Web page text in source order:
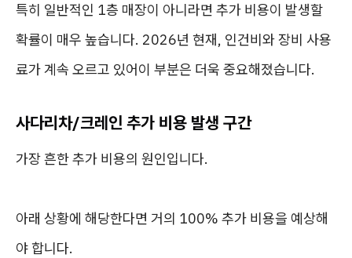
특히 일반적인 1층 매장이 아니라면 추가 비용이 발생할
확률이 매우 높습니다. 2026년 현재, 인건비와 장비 사용
료가 계속 오르고 있어이 부분은 더욱 중요해졌습니다.
사다리차/크레인 추가 비용 발생 구간
가장 흔한 추가 비용의 원인입니다.
아래 상황에 해당한다면 거의 100% 추가 비용을 예상해
야 합니다.